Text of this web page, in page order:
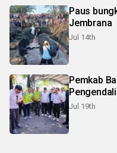
Paus
Jembrana
Jul 14th
Pemkab
Jul 19th